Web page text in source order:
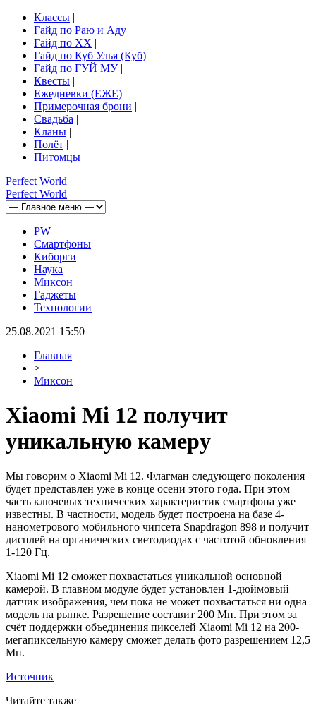
Классы |
Гайд по Раю и Аду |
Гайд по ХХ |
Гайд по Куб Улья (Куб) |
Гайд по ГУЙ МУ|
Квесты |
Ежедневки (ЕЖЕ) |
Примерочная брони |
Свадьба |
Кланы |
Полёт |
Питомцы
Perfect World
Perfect World
PW
Смартфоны
Киборги
Наука
Миксон
Гаджеты
Технологии
25.08.2021 15:50
Главная
>
Миксон
Xiaomi Mi 12 получит
уникальную камеру
Мы говорим о Xiaomi Mi 12. Флагман следующего поколения
будет представлен уже в конце осени этого года. При этом
часть ключевых технических характеристик смартфона уже
известны. В частности, модель будет построена на базе 4-
нанометрового мобильного чипсета Snapdragon 898 и получит
дисплей на органических светодиодах с частотой обновления
1-120 Гц.
Xiaomi Mi 12 сможет похвастаться уникальной основной
камерой. В главном модуле будет установлен 1-дюймовый
датчик изображения, чем пока не может похвастаться ни одна
модель на рынке. Разрешение составит 200 Мп. При этом за
счёт поддержки объединения пикселей Xiaomi Mi 12 на 200-
мегапиксельную камеру сможет делать фото разрешением 12,5
Мп.
Источник
Читайте также